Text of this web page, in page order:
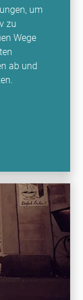
um
zu
Wege
ab und